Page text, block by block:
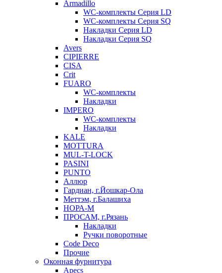
Armadillo
WC-комплекты Серия LD
WC-комплекты Серия SQ
Накладки Серия LD
Накладки Серия SQ
Avers
CIPIERRE
CISA
Crit
FUARO
WC-комплекты
Накладки
IMPERO
WC-комплекты
Накладки
KALE
MOTTURA
MUL-T-LOCK
PASINI
PUNTO
Аллюр
Гардиан, г.Йошкар-Ола
Меттэм, г.Балашиха
НОРА-М
ПРОСАМ, г.Рязань
Накладки
Ручки поворотные
Code Deco
Прочие
Оконная фурнитура
Apecs